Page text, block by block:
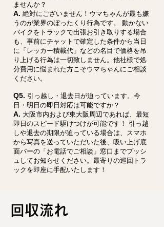
ませんか？
A. 絶対にございません！ウマちゃんが最も嫌
うのが業界のぼったくり行為です。 動かない
バイクをトラックで出張お引き取りする場合
も、事前にチャットで確定した条件から当日
に「レッカー積載代」などの名目で価格を吊
り上げる行為は一切致しません。他社様で処
分費用に悩まれた方こそウマちゃんにご相談
ください。
Q5. 引っ越し・退去日が迫っています。今
日・明日の即日対応は可能ですか？
A. 大阪市内および東大阪周辺であれば、最短
即日のスピード駆けつけが可能です！ 引っ越
しや退去の期限が迫っている場合は、スマホ
から写真を送っていただいた後、吸い上げ底
面バーの「お電話でご相談」窓口までプッシ
ュしてお知らせください。最寄りの巡回トラ
ックを即座に手配いたします！
回収流れ